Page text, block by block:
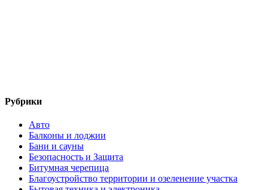
Рубрики
Авто
Балконы и лоджии
Бани и сауны
Безопасность и Защита
Битумная черепица
Благоустройство территории и озеленение участка